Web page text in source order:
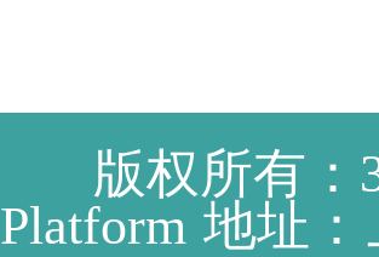
版权所有：
Platform 地址：